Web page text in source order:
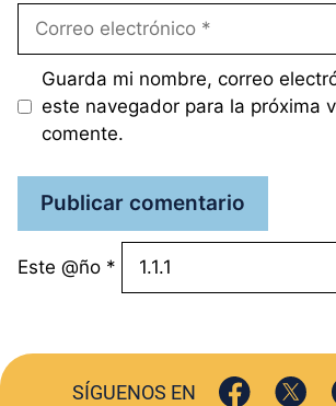
Correo
Guarda mi nombre, correo
este navegador para la próxima
comente.
Este @ño *
SÍGUENOS EN